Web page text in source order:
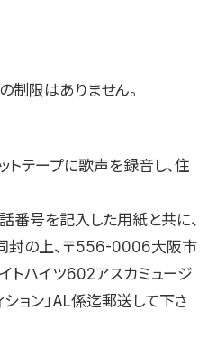
制限はありません。
テープに歌声を録音し、住
番号を記入した用紙と共に、
封の上、〒556-0006大阪市
トハイツ602アスカミュージ
ョン」AL係迄郵送して下さ